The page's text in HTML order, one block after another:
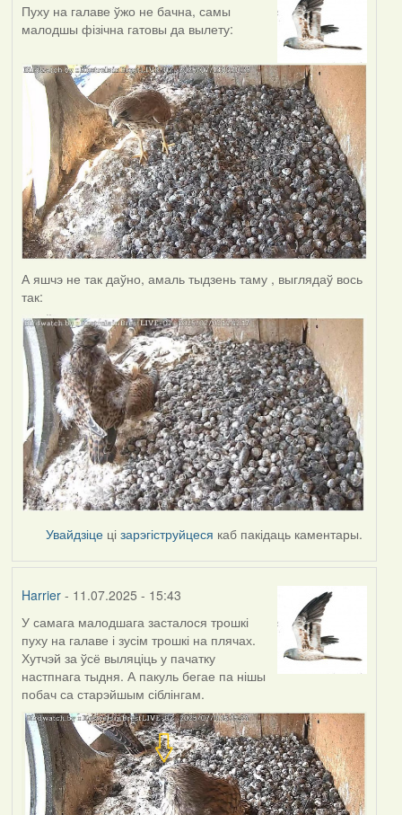
Пуху на галаве ўжо не бачна, самы
малодшы фізічна гатовы да вылету:
А яшчэ не так даўно, амаль тыдзень таму , выглядаў вось
так:
Увайдзіце цізарэгіструйцеся каб пакідаць каментары.
Harrier- 11.07.2025 - 15:43
У самага малодшага засталося трошкі
пуху на галаве і зусім трошкі на плячах.
Хутчэй за ўсё выляціць у пачатку
настпнага тыдня. А пакуль бегае па нішы
побач са старэйшым сіблінгам.